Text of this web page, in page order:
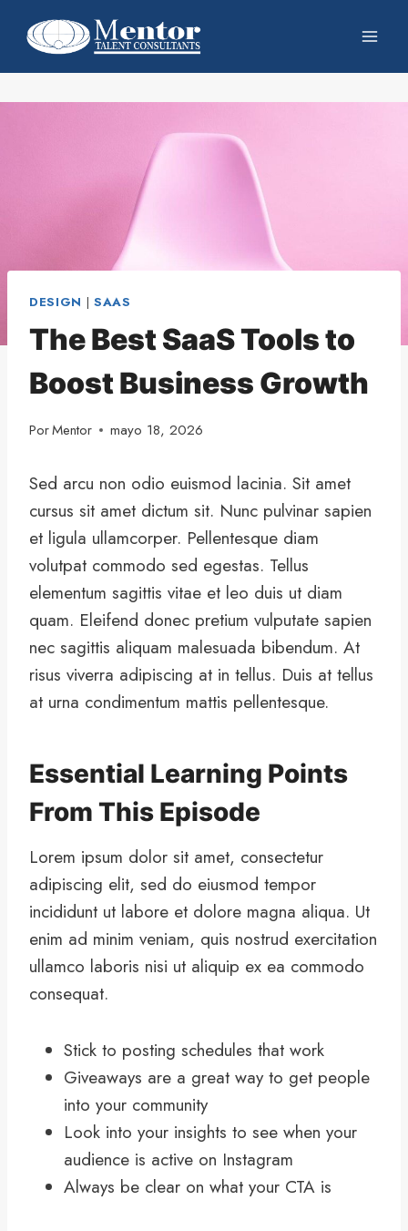
DESIGN | SAAS
The Best SaaS Tools to
Boost Business Growth
PorMentor mayo 18, 2026
Sed arcu non odio euismod lacinia. Sit amet
cursus sit amet dictum sit. Nunc pulvinar sapien
et ligula ullamcorper. Pellentesque diam
volutpat commodo sed egestas. Tellus
elementum sagittis vitae et leo duis ut diam
quam. Eleifend donec pretium vulputate sapien
nec sagittis aliquam malesuada bibendum. At
risus viverra adipiscing at in tellus. Duis at tellus
at urna condimentum mattis pellentesque.
Essential Learning Points
From This Episode
Lorem ipsum dolor sit amet, consectetur
adipiscing elit, sed do eiusmod tempor
incididunt ut labore et dolore magna aliqua. Ut
enim ad minim veniam, quis nostrud exercitation
ullamco laboris nisi ut aliquip ex ea commodo
consequat.
Stick to posting schedules that work
Giveaways are a great way to get people
into your community
Look into your insights to see when your
audience is active on Instagram
Always be clear on what your CTA is